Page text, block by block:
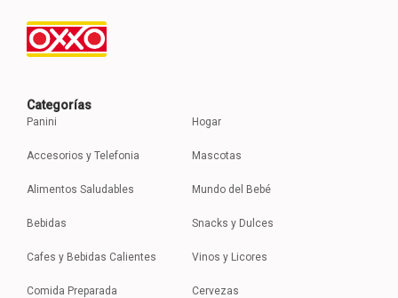
Categorías
Panini
Accesorios y Telefonia
Alimentos Saludables
Bebidas
Cafes y Bebidas Calientes
Comida Preparada
Hogar
Mascotas
Mundo del Bebé
Snacks y Dulces
Vinos y Licores
Cervezas